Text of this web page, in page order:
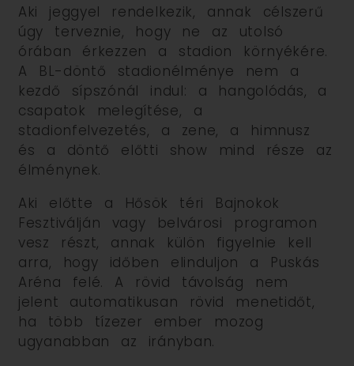
Aki jeggyel rendelkezik, annak célszerű
úgy terveznie, hogy ne az utolsó
órában érkezzen a stadion környékére.
A BL-döntő stadionélménye nem a
kezdő sípszónál indul: a hangolódás, a
csapatok melegítése, a
stadionfelvezetés, a zene, a himnusz
és a döntő előtti show mind része az
élménynek.
Aki előtte a Hősök téri Bajnokok
Fesztiválján vagy belvárosi programon
vesz részt, annak külön figyelnie kell
arra, hogy időben elinduljon a Puskás
Aréna felé. A rövid távolság nem
jelent automatikusan rövid menetidőt,
ha több tízezer ember mozog
ugyanabban az irányban.